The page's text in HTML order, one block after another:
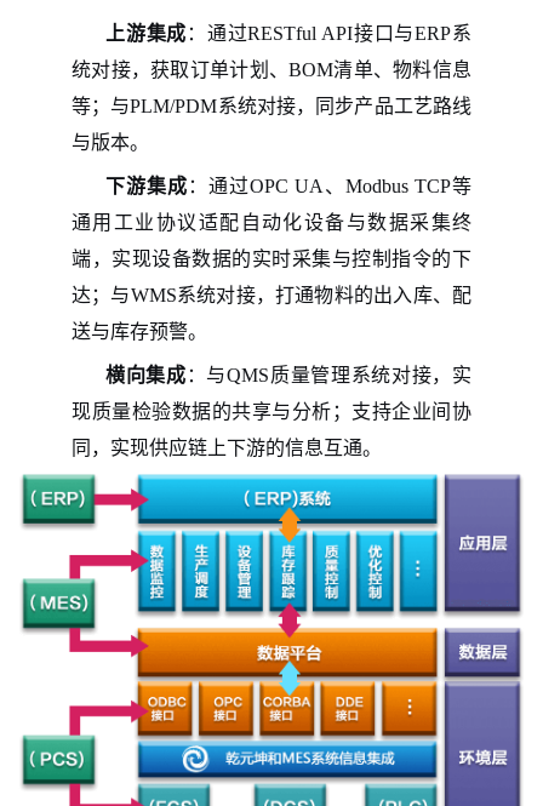
上游集成 ：通过RESTful API接口与ERP系
统对接，获取订单计划、BOM清单、物料信息
等；与PLM/PDM系统对接，同步产品工艺路线
与版本。
下游集成 ：通过OPC UA、Modbus TCP等
通用工业协议适配自动化设备与数据采集终
端，实现设备数据的实时采集与控制指令的下
达；与WMS系统对接，打通物料的出入库、配
送与库存预警。
横向集成 ：与QMS质量管理系统对接，实
现质量检验数据的共享与分析；支持企业间协
同，实现供应链上下游的信息互通。